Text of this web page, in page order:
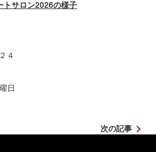
トサロン2026の様子
４
日
次の記事